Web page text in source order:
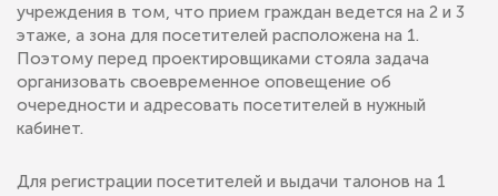
учреждения в том, что прием граждан ведется на 2 и 3
этаже, а зона для посетителей расположена на 1.
Поэтому перед проектировщиками стояла задача
организовать своевременное оповещение об
очередности и адресовать посетителей в нужный
кабинет.
Для регистрации посетителей и выдачи талонов на 1